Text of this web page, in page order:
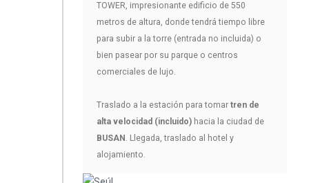
TOWER, impresionante edificio de 550
metros de altura, donde tendrá tiempo libre
para subir a la torre (entrada no incluida) o
bien pasear por su parque o centros
comerciales de lujo.
Traslado a la estación para tomar tren de
alta velocidad (incluido) hacia la ciudad de
BUSAN . Llegada, traslado al hotel y
alojamiento.